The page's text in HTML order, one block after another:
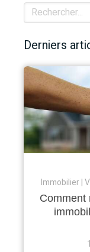
Rechercher
Derniers
Immobilier
Comment